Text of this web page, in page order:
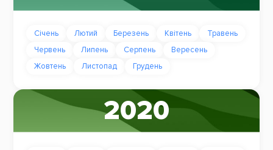
Січень Лютий Березень Квітень
Травень
Червень
Липень Серпень
Вересень
Жовтень
Листопад Грудень
2020